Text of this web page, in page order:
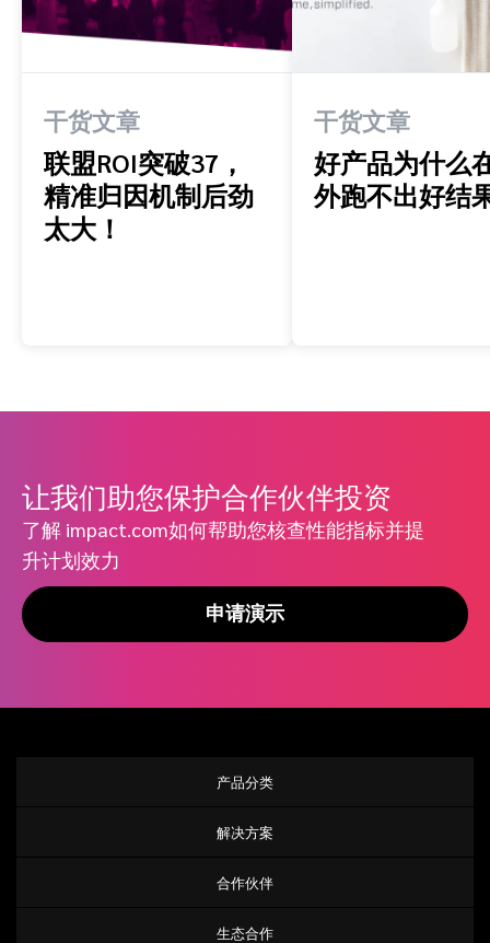
干货文章
联盟ROI突破37，
精准归因机制后劲
太大！
干货文章
好产品为什么
外跑不出好结
让我们助您保护合作伙伴投资
了解 impact.com如何帮助您核查性能指标并提
升计划效力
申请演示
产品分类
解决方案
合作伙伴
生态合作